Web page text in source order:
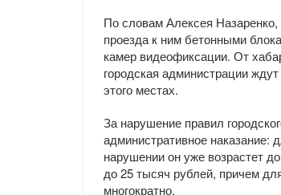
По словам Алексея
проезда к ним бетонными
камер видеофиксации. От
городская администрации
этого местах.
За нарушение правил
административное наказание:
нарушении он уже возрастет
до 25 тысяч рублей, причем
многократно.